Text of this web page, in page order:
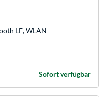
LE, WLAN
Sofort verfügbar